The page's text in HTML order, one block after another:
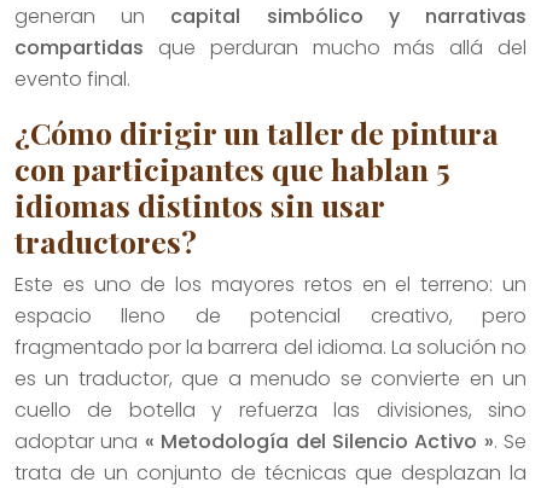
generan un capital simbólico y narrativas
compartidas que perduran mucho más allá del
evento final.
¿Cómo dirigir un taller de pintura
con participantes que hablan 5
idiomas distintos sin usar
traductores?
Este es uno de los mayores retos en el terreno: un
espacio lleno de potencial creativo, pero
fragmentado por la barrera del idioma. La solución no
es un traductor, que a menudo se convierte en un
cuello de botella y refuerza las divisiones, sino
adoptar una « Metodología del Silencio Activo ». Se
trata de un conjunto de técnicas que desplazan la